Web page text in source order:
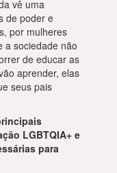
vê uma
de poder e
por mulheres
a sociedade não
de educar as
aprender, elas
seus pais
LGBTQIA+ e
para